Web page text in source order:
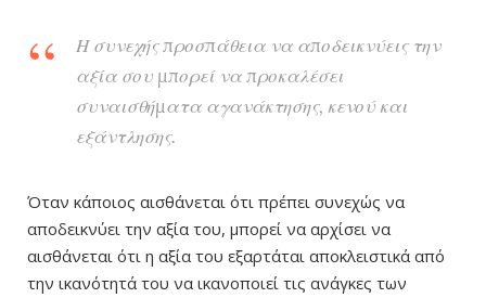
Η συνεχής προσπάθεια να αποδεικνύεις την
αξία σου μπορεί να προκαλέσει
συναισθήματα αγανάκτησης, κενού και
εξάντλησης.
Όταν κάποιος αισθάνεται ότι πρέπει συνεχώς να
αποδεικνύει την αξία του, μπορεί να αρχίσει να
αισθάνεται ότι η αξία του εξαρτάται αποκλειστικά από
την ικανότητά του να ικανοποιεί τις ανάγκες των